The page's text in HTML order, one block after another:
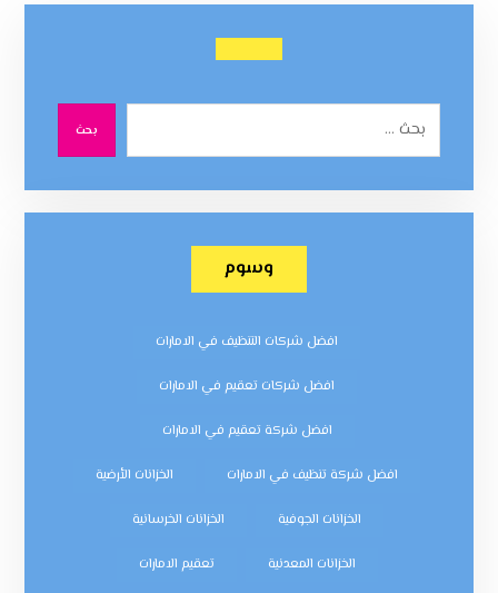
بحث
وسوم
افضل شركات التنظيف في الامارات
افضل شركات تعقيم في الامارات
افضل شركة تعقيم في الامارات
افضل شركة تنظيف في الامارات الخزانات الأرضية
الخزانات الجوفية الخزانات الخرسانية
الخزانات المعدنية تعقيم الامارات